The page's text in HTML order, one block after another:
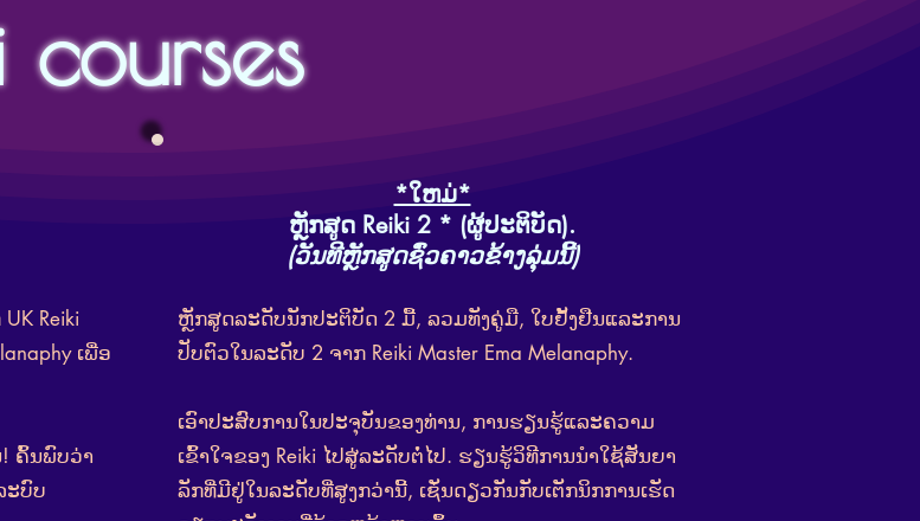
courses
Reiki
ເພື່ອ
ຄົ້ນພົບວ່າ
ະບົບ
*ໃຫມ່*
ຫຼັກສູດ Reiki 2 * (ຜູ້ປະຕິບັດ).
(ວັນທີຫຼັກສູດຊົ່ວຄາວຂ້າງລຸ່ມນີ້)
ຫຼັກສູດລະດັບນັກປະຕິບັດ 2 ມື້, ລວມທັງຄູ່ມື, ໃບຢັ້ງຢືນແລະການ
ປັບຕົວໃນລະດັບ 2 ຈາກ Reiki Master Ema Melanaphy.
ເອົາປະສົບການໃນປະຈຸບັນຂອງທ່ານ, ການຮຽນຮູ້ແລະຄວາມ
ເຂົ້າໃຈຂອງ Reiki ໄປສູ່ລະດັບຕໍ່ໄປ. ຮຽນ​ຮູ້​ວິ​ທີ​ການ​ນໍາ​ໃຊ້​ສັນ​ຍາ​
ລັກ​ທີ່​ມີ​ຢູ່​ໃນ​ລະ​ດັບ​ທີ່​ສູງ​ກວ່າ​ນີ້​, ເຊັ່ນ​ດຽວ​ກັນ​ກັບ​ເຕັກ​ນິກ​ການ​ເຮັດ​